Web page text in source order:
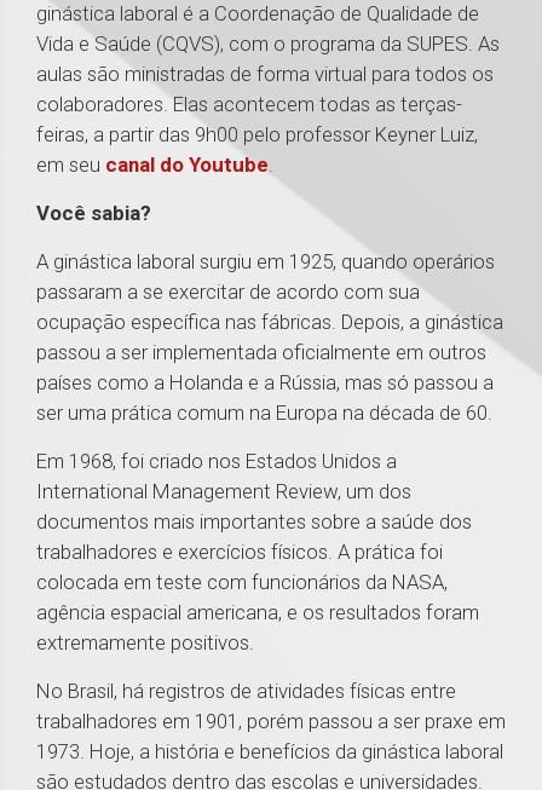
ginástica laboral é a Coordenação de Qualidade de
Vida e Saúde (CQVS), com o programa da SUPES. As
aulas são ministradas de forma virtual para todos os
colaboradores. Elas acontecem todas as terças-
feiras, a partir das 9h00 pelo professor Keyner Luiz,
em seu canal do Youtube.
Você sabia?
A ginástica laboral surgiu em 1925, quando operários
passaram a se exercitar de acordo com sua
ocupação específica nas fábricas. Depois, a ginástica
passou a ser implementada oficialmente em outros
países como a Holanda e a Rússia, mas só passou a
ser uma prática comum na Europa na década de 60.
Em 1968, foi criado nos Estados Unidos a
International Management Review, um dos
documentos mais importantes sobre a saúde dos
trabalhadores e exercícios físicos. A prática foi
colocada em teste com funcionários da NASA,
agência espacial americana, e os resultados foram
extremamente positivos.
No Brasil, há registros de atividades físicas entre
trabalhadores em 1901, porém passou a ser praxe em
1973. Hoje, a história e benefícios da ginástica laboral
são estudados dentro das escolas e universidades.